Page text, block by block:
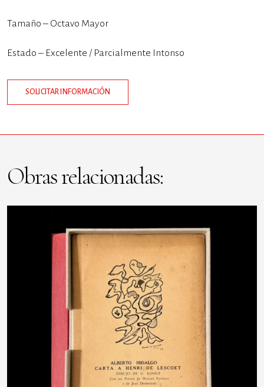
Tamaño – Octavo Mayor
Estado – Excelente / Parcialmente Intonso
SOLICITAR INFORMACIÓN
Obras relacionadas: